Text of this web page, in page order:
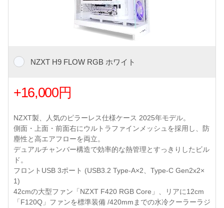
NZXT H9 FLOW RGB ホワイト
+16,000円
NZXT製、人気のピラーレス仕様ケース 2025年モデル。
側面・上面・前面右にウルトラファインメッシュを採用し、防
塵性と高エアフローを両立。
デュアルチャンバー構造で効率的な熱管理とすっきりしたビル
ド。
フロントUSB 3ポート (USB3.2 Type-A×2、Type-C Gen2x2×
1)
42cmの大型ファン「NZXT F420 RGB Core」、リアに12cm
「F120Q」ファンを標準装備 /420mmまでの水冷クーラーラジ